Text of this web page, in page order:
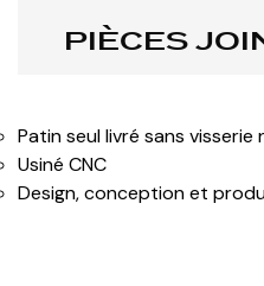
PIÈCES
Patin seul livré sans visserie
Usiné CNC
Design, conception et